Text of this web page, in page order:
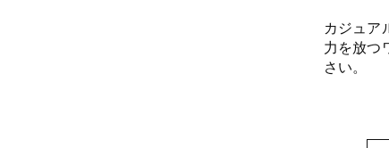
カジュア
力を放つ
さい。